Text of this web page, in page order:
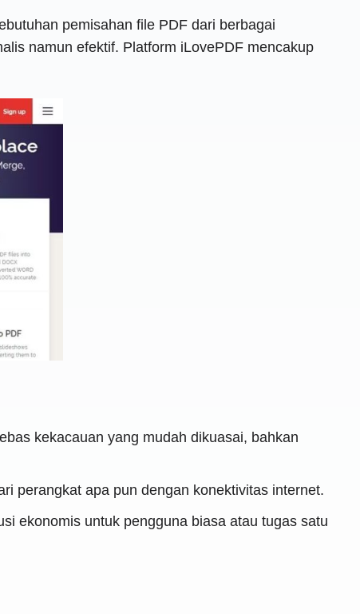
pemisahan file PDF dari berbagai
namun efektif. Platform iLovePDF mencakup
kekacauan yang mudah dikuasai, bahkan
perangkat apa pun dengan konektivitas internet.
ekonomis untuk pengguna biasa atau tugas satu